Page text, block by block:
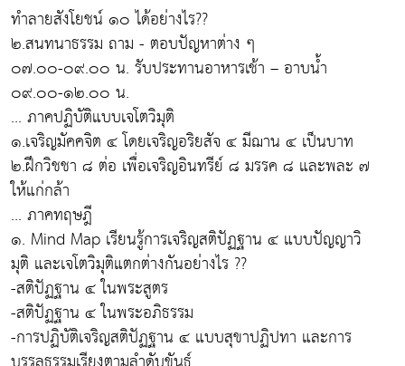
ทำลายสังโยชน์ ๑๐ ได้อย่างไร??
๒.สนทนาธรรม ถาม - ตอบปัญหาต่าง ๆ
๐๗.๐๐-๐๙.๐๐ น. รับประทานอาหารเช้า – อาบน้ำ
๐๙.๐๐-๑๒.๐๐ น.
... ภาคปฏิบัติแบบเจโตวิมุติ
๑.เจริญมัคคจิต ๔ โดยเจริญอริยสัจ ๔ มีฌาน ๔ เป็นบาท
๒.ฝึกวิชชา ๘ ต่อ เพื่อเจริญอินทรีย์ ๘ มรรค ๘ และพละ ๗
ให้แก่กล้า
... ภาคทฤษฎี
๑. Mind Map เรียนรู้การเจริญสติปัฏฐาน ๔ แบบปัญญาวิ
มุติ และเจโตวิมุติแตกต่างกันอย่างไร ??
-สติปัฏฐาน ๔ ในพระสูตร
-สติปัฏฐาน ๔ ในพระอภิธรรม
-การปฏิบัติเจริญสติปัฏฐาน ๔ แบบสุขาปฏิปทา และการ